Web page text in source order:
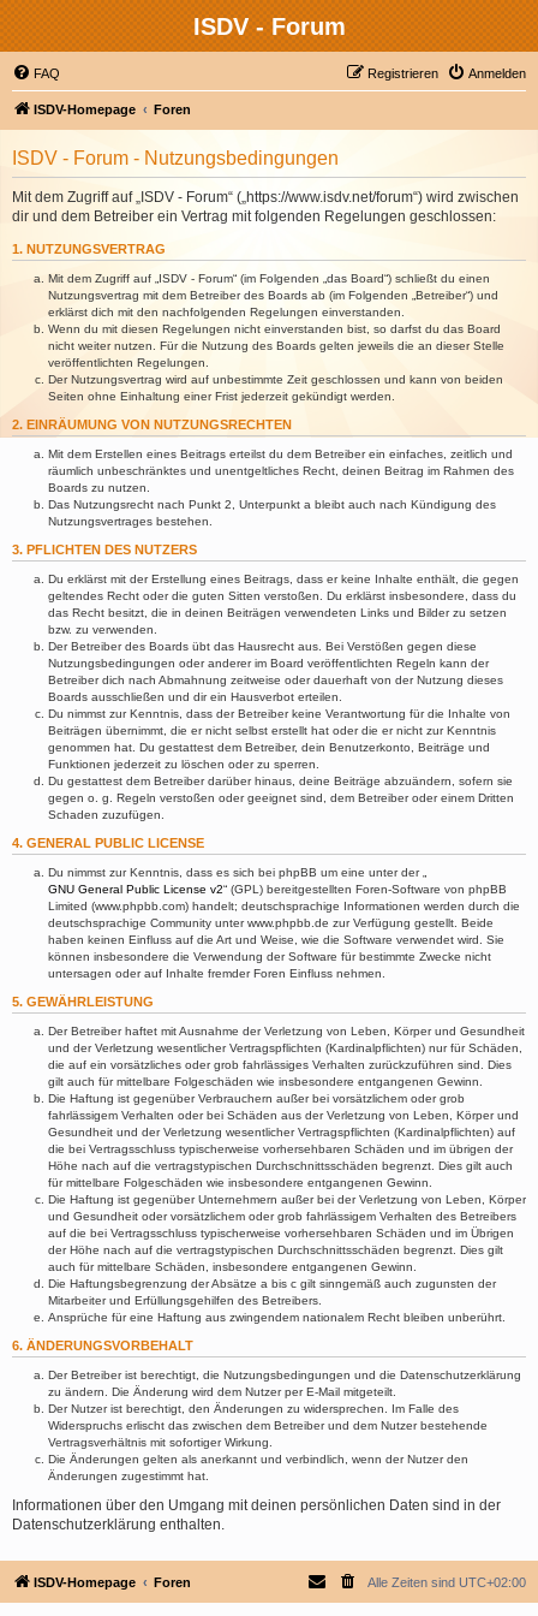
ISDV - Forum
FAQ Anmelden
Registrieren
ISDV-Homepage Foren
ISDV - Forum - Nutzungsbedingungen
Mit dem Zugriff auf „ISDV - Forum“ („https://www.isdv.net/forum“) wird zwischen
dir und dem Betreiber ein Vertrag mit folgenden Regelungen geschlossen:
1. NUTZUNGSVERTRAG
Mit dem Zugriff auf „ISDV - Forum“ (im Folgenden „das Board“) schließt du einen
Nutzungsvertrag mit dem Betreiber des Boards ab (im Folgenden „Betreiber“) und
erklärst dich mit den nachfolgenden Regelungen einverstanden.
Wenn du mit diesen Regelungen nicht einverstanden bist, so darfst du das Board
nicht weiter nutzen. Für die Nutzung des Boards gelten jeweils die an dieser Stelle
veröffentlichten Regelungen.
Der Nutzungsvertrag wird auf unbestimmte Zeit geschlossen und kann von beiden
Seiten ohne Einhaltung einer Frist jederzeit gekündigt werden.
2. EINRÄUMUNG VON NUTZUNGSRECHTEN
Mit dem Erstellen eines Beitrags erteilst du dem Betreiber ein einfaches, zeitlich und
räumlich unbeschränktes und unentgeltliches Recht, deinen Beitrag im Rahmen des
Boards zu nutzen.
Das Nutzungsrecht nach Punkt 2, Unterpunkt a bleibt auch nach Kündigung des
Nutzungsvertrages bestehen.
3. PFLICHTEN DES NUTZERS
Du erklärst mit der Erstellung eines Beitrags, dass er keine Inhalte enthält, die gegen
geltendes Recht oder die guten Sitten verstoßen. Du erklärst insbesondere, dass du
das Recht besitzt, die in deinen Beiträgen verwendeten Links und Bilder zu setzen
bzw. zu verwenden.
Der Betreiber des Boards übt das Hausrecht aus. Bei Verstößen gegen diese
Nutzungsbedingungen oder anderer im Board veröffentlichten Regeln kann der
Betreiber dich nach Abmahnung zeitweise oder dauerhaft von der Nutzung dieses
Boards ausschließen und dir ein Hausverbot erteilen.
Du nimmst zur Kenntnis, dass der Betreiber keine Verantwortung für die Inhalte von
Beiträgen übernimmt, die er nicht selbst erstellt hat oder die er nicht zur Kenntnis
genommen hat. Du gestattest dem Betreiber, dein Benutzerkonto, Beiträge und
Funktionen jederzeit zu löschen oder zu sperren.
Du gestattest dem Betreiber darüber hinaus, deine Beiträge abzuändern, sofern sie
gegen o. g. Regeln verstoßen oder geeignet sind, dem Betreiber oder einem Dritten
Schaden zuzufügen.
4. GENERAL PUBLIC LICENSE
Du nimmst zur Kenntnis, dass es sich bei phpBB um eine unter der „
GNU General Public License v2“ (GPL) bereitgestellten Foren-Software von phpBB
Limited (www.phpbb.com) handelt; deutschsprachige Informationen werden durch die
deutschsprachige Community unter www.phpbb.de zur Verfügung gestellt. Beide
haben keinen Einfluss auf die Art und Weise, wie die Software verwendet wird. Sie
können insbesondere die Verwendung der Software für bestimmte Zwecke nicht
untersagen oder auf Inhalte fremder Foren Einfluss nehmen.
5. GEWÄHRLEISTUNG
Der Betreiber haftet mit Ausnahme der Verletzung von Leben, Körper und Gesundheit
und der Verletzung wesentlicher Vertragspflichten (Kardinalpflichten) nur für Schäden,
die auf ein vorsätzliches oder grob fahrlässiges Verhalten zurückzuführen sind. Dies
gilt auch für mittelbare Folgeschäden wie insbesondere entgangenen Gewinn.
Die Haftung ist gegenüber Verbrauchern außer bei vorsätzlichem oder grob
fahrlässigem Verhalten oder bei Schäden aus der Verletzung von Leben, Körper und
Gesundheit und der Verletzung wesentlicher Vertragspflichten (Kardinalpflichten) auf
die bei Vertragsschluss typischerweise vorhersehbaren Schäden und im übrigen der
Höhe nach auf die vertragstypischen Durchschnittsschäden begrenzt. Dies gilt auch
für mittelbare Folgeschäden wie insbesondere entgangenen Gewinn.
Die Haftung ist gegenüber Unternehmern außer bei der Verletzung von Leben, Körper
und Gesundheit oder vorsätzlichem oder grob fahrlässigem Verhalten des Betreibers
auf die bei Vertragsschluss typischerweise vorhersehbaren Schäden und im Übrigen
der Höhe nach auf die vertragstypischen Durchschnittsschäden begrenzt. Dies gilt
auch für mittelbare Schäden, insbesondere entgangenen Gewinn.
Die Haftungsbegrenzung der Absätze a bis c gilt sinngemäß auch zugunsten der
Mitarbeiter und Erfüllungsgehilfen des Betreibers.
Ansprüche für eine Haftung aus zwingendem nationalem Recht bleiben unberührt.
6. ÄNDERUNGSVORBEHALT
Der Betreiber ist berechtigt, die Nutzungsbedingungen und die Datenschutzerklärung
zu ändern. Die Änderung wird dem Nutzer per E-Mail mitgeteilt.
Der Nutzer ist berechtigt, den Änderungen zu widersprechen. Im Falle des
Widerspruchs erlischt das zwischen dem Betreiber und dem Nutzer bestehende
Vertragsverhältnis mit sofortiger Wirkung.
Die Änderungen gelten als anerkannt und verbindlich, wenn der Nutzer den
Änderungen zugestimmt hat.
Informationen über den Umgang mit deinen persönlichen Daten sind in der
Datenschutzerklärung enthalten.
ISDV-Homepage Foren Alle Zeiten sind UTC+02:00